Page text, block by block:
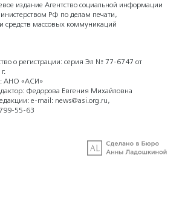
издание Агентство социальной информации
РФ по делам печати,
средств массовых коммуникаций
о регистрации: серия Эл № 77-6747 от
АНО «АСИ»
Федорова Евгения Михайловна
e-mail: news@asi.org.ru,
55-63